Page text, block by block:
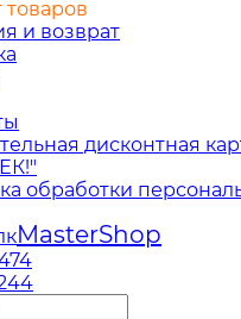
товаров
и возврат
дисконтная
обработки
MasterShop